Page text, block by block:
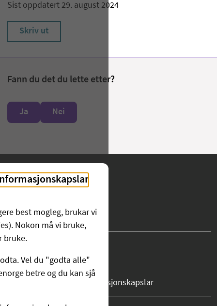
Sist oppdatert 29. august 2024
Skriv ut
Fann du det du lette etter?
Ja Nei